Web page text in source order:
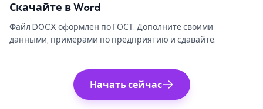
Скачайте в Word
Файл DOCX оформлен по ГОСТ. Дополните своими
данными, примерами по предприятию и сдавайте.
Начать сейчас